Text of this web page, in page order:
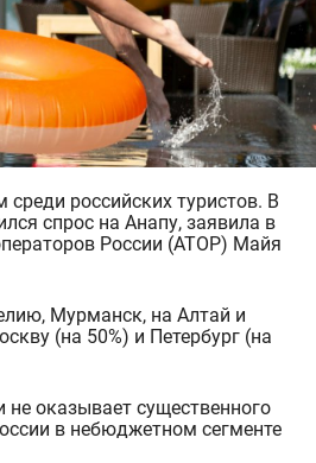
российских туристов. В
спрос на Анапу, заявила в
России (АТОР) Майя
Мурманск, на Алтай и
(на 50%) и Петербург (на
оказывает существенного
в небюджетном сегменте